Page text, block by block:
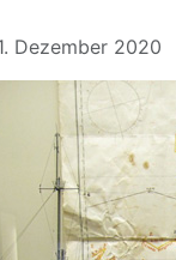
Dezember 2020